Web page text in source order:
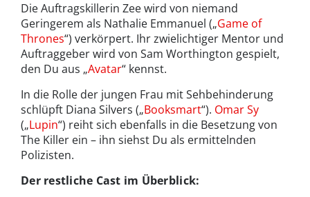
Die Auftragskillerin Zee wird von niemand
Geringerem als Nathalie Emmanuel („Game of
Thrones“) verkörpert. Ihr zwielichtiger Mentor und
Auftraggeber wird von Sam Worthington gespielt,
den Du aus „Avatar“ kennst.
In die Rolle der jungen Frau mit Sehbehinderung
schlüpft Diana Silvers („Booksmart“). Omar Sy
(„Lupin“) reiht sich ebenfalls in die Besetzung von
The Killer ein – ihn siehst Du als ermittelnden
Polizisten.
Der restliche Cast im Überblick: